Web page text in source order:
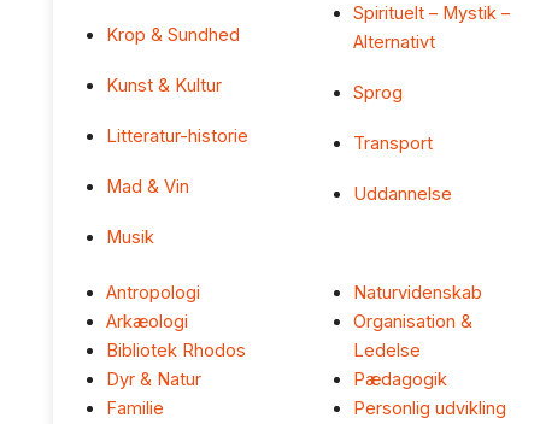
Krop & Sundhed
Kunst & Kultur
Litteratur-historie
Mad & Vin
Musik
Spirituelt – Mystik –
Alternativt
Sprog
Transport
Uddannelse
Antropologi
Arkæologi
Bibliotek Rhodos
Dyr & Natur
Familie
Naturvidenskab
Organisation &
Ledelse
Pædagogik
Personlig udvikling